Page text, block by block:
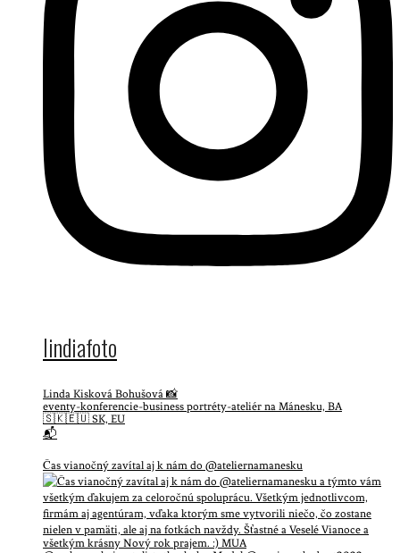
lindiafoto
Linda Kisková Bohušová 📸
eventy-konferencie-business portréty-ateliér na Mánesku, BA
🇸🇰🇪🇺 SK, EU
📬
Čas vianočný zavítal aj k nám do @ateliernamanesku